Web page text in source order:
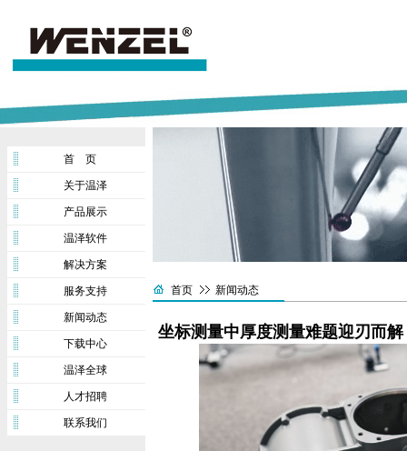
首 页
关于温泽
产品展示
温泽软件
解决方案
服务支持
新闻动态
下载中心
温泽全球
人才招聘
联系我们
首页 新闻动态
坐标测量中厚度测量难题迎刃而